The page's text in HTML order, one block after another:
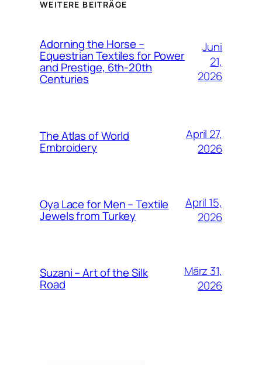
WEITERE BEITRÄGE
Adorning the Horse –
Equestrian Textiles for Power
and Prestige, 6th-20th
Centuries
Juni
21,
2026
The Atlas of World
Embroidery
April 27,
2026
Oya Lace for Men – Textile
Jewels from Turkey
April 15,
2026
Suzani – Art of the Silk
Road
März 31,
2026